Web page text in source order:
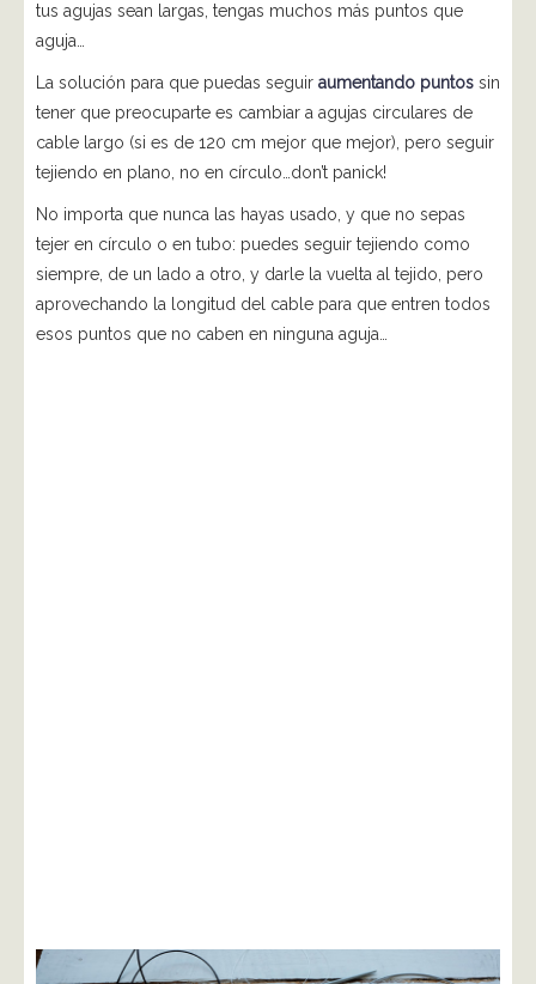
tus agujas sean largas, tengas muchos más puntos que
aguja…
La solución para que puedas seguir aumentando puntos sin
tener que preocuparte es cambiar a agujas circulares de
cable largo (si es de 120 cm mejor que mejor), pero seguir
tejiendo en plano, no en círculo…don’t panick!
No importa que nunca las hayas usado, y que no sepas
tejer en círculo o en tubo: puedes seguir tejiendo como
siempre, de un lado a otro, y darle la vuelta al tejido, pero
aprovechando la longitud del cable para que entren todos
esos puntos que no caben en ninguna aguja…